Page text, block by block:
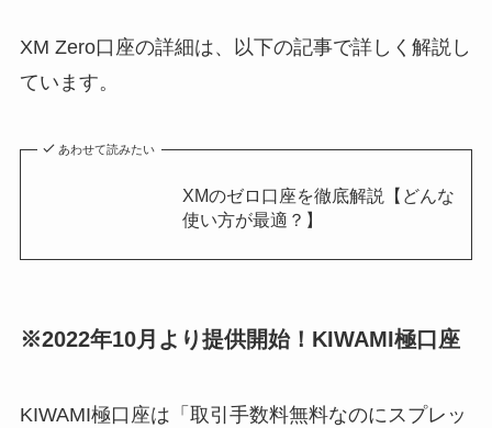
XM Zero口座の詳細は、以下の記事で詳しく解説し
ています。
あわせて読みたい
XMのゼロ口座を徹底解説【どんな
使い方が最適？】
※2022年10月より提供開始！KIWAMI極口座
KIWAMI極口座は「取引手数料無料なのにスプレッ